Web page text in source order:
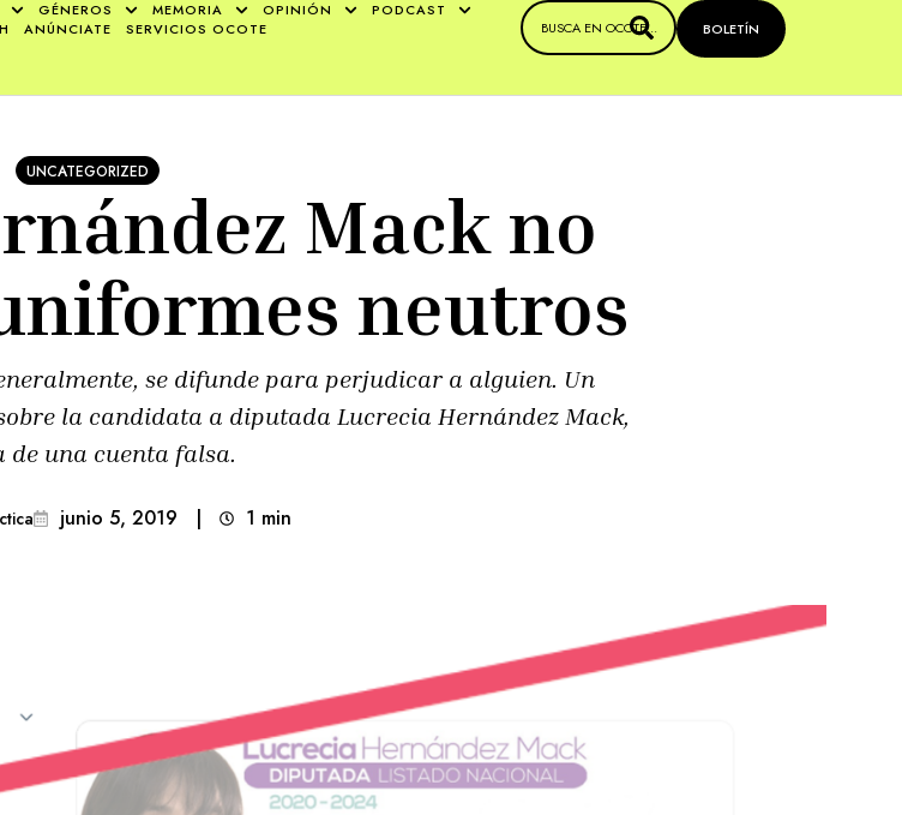
GÉNEROS MEMORIA OPINIÓN
PODCAST
ANÚNCIATE SERVICIOS OCOTE BOLETÍN
UNCATEGORIZED
Mack no
neutros
se difunde para perjudicar a alguien. Un
la candidata a diputada Lucrecia Hernández Mack,
de una cuenta falsa.
junio 5, 2019 | 1 min